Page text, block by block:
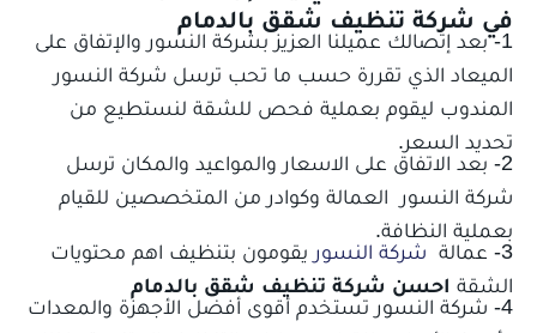
في شركة تنظيف شقق بالدمام
1- بعد إتصالك عميلنا العزيز بشركة النسور والإتفاق على
الميعاد الذي تقررة حسب ما تحب ترسل شركة النسور
المندوب ليقوم بعملية فحص للشقة لنستطيع من
تحديد السعر.
2- بعد الاتفاق على الاسعار والمواعيد والمكان ترسل
شركة النسور العمالة وكوادر من المتخصصين للقيام
بعملية النظافة.
3- عمالة
شركة النسور يقومون بتنظيف اهم محتويات
الشقة احسن شركة تنظيف شقق بالدمام
4- شركة النسور تستخدم أقوى أفضل الأجهزة والمعدات